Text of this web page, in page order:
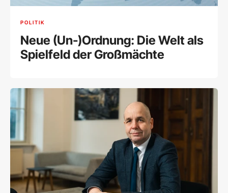
POLITIK
Neue (Un-)Ordnung: Die Welt als
Spielfeld der Großmächte